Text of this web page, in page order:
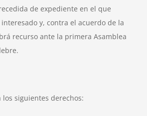
de expediente en el que
y, contra el acuerdo de la
recurso ante la primera Asamblea
los siguientes derechos: